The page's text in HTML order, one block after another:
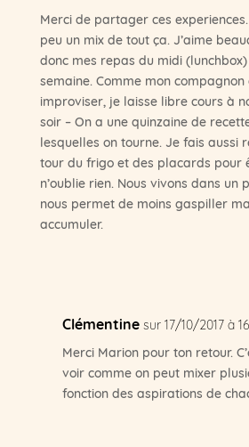
Merci de partager ces
peu un mix de tout ça. J’aime
donc mes repas du midi
semaine. Comme mon
improviser, je laisse libre cours à
soir – On a une quinzaine de
lesquelles on tourne. Je fais aussi
tour du frigo et des placards pour
n’oublie rien. Nous vivons dans un
nous permet de moins gaspiller
accumuler.
Clémentine sur 17/10/2017 à
Merci Marion pour ton retour.
voir comme on peut mixer
fonction des aspirations de